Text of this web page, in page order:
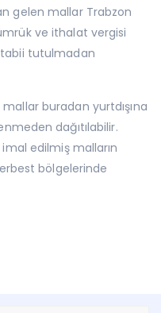
gelen mallar Trabzon
ve ithalat vergisi
tutulmadan
buradan yurtdışına
dağıtılabilir.
edilmiş malların
bölgelerinde